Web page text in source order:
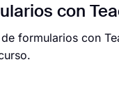
con
formularios con